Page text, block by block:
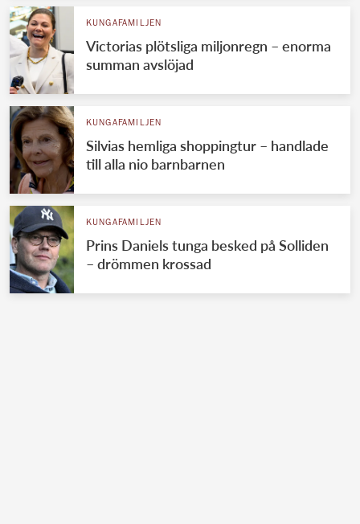
KUNGAFAMILJEN
Victorias plötsliga miljonregn – enorma
summan avslöjad
KUNGAFAMILJEN
Silvias hemliga shoppingtur – handlade
till alla nio barnbarnen
KUNGAFAMILJEN
Prins Daniels tunga besked på Solliden
– drömmen krossad